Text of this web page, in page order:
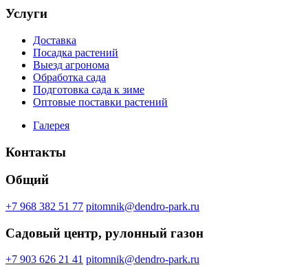
Услуги
Доставка
Посадка растений
Выезд агронома
Обработка сада
Подготовка сада к зиме
Оптовые поставки растений
Галерея
Контакты
Общий
+7 968 382 51 77 pitomnik@dendro-park.ru
Садовый центр, рулонный газон
+7 903 626 21 41 pitomnik@dendro-park.ru